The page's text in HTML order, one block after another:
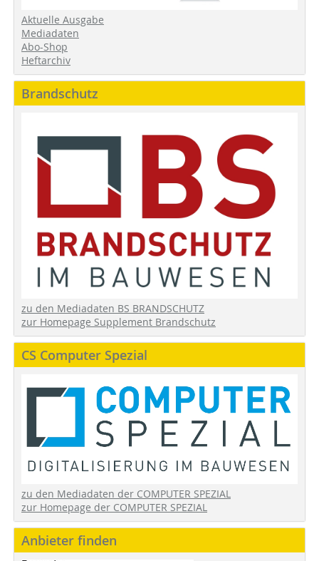
Aktuelle Ausgabe
Mediadaten
Abo-Shop
Heftarchiv
Brandschutz
zu den Mediadaten BS BRANDSCHUTZ
zur Homepage Supplement Brandschutz
CS Computer Spezial
zu den Mediadaten der COMPUTER SPEZIAL
zur Homepage der COMPUTER SPEZIAL
Anbieter finden